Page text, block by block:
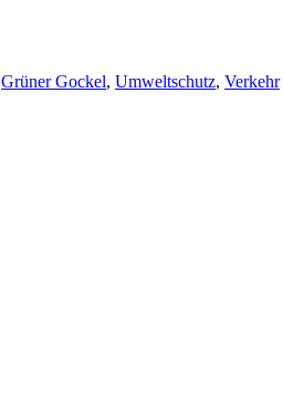
Grüner Gockel, Umweltschutz, Verkehr